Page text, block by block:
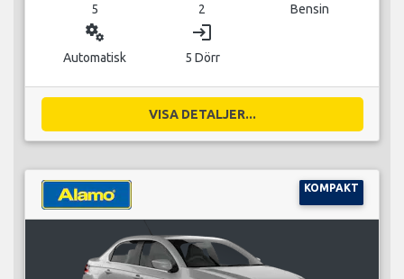
5 2 Bensin
miscellaneous_services
Automatisk
login
5 Dörr
VISA DETALJER...
KOMPAKT